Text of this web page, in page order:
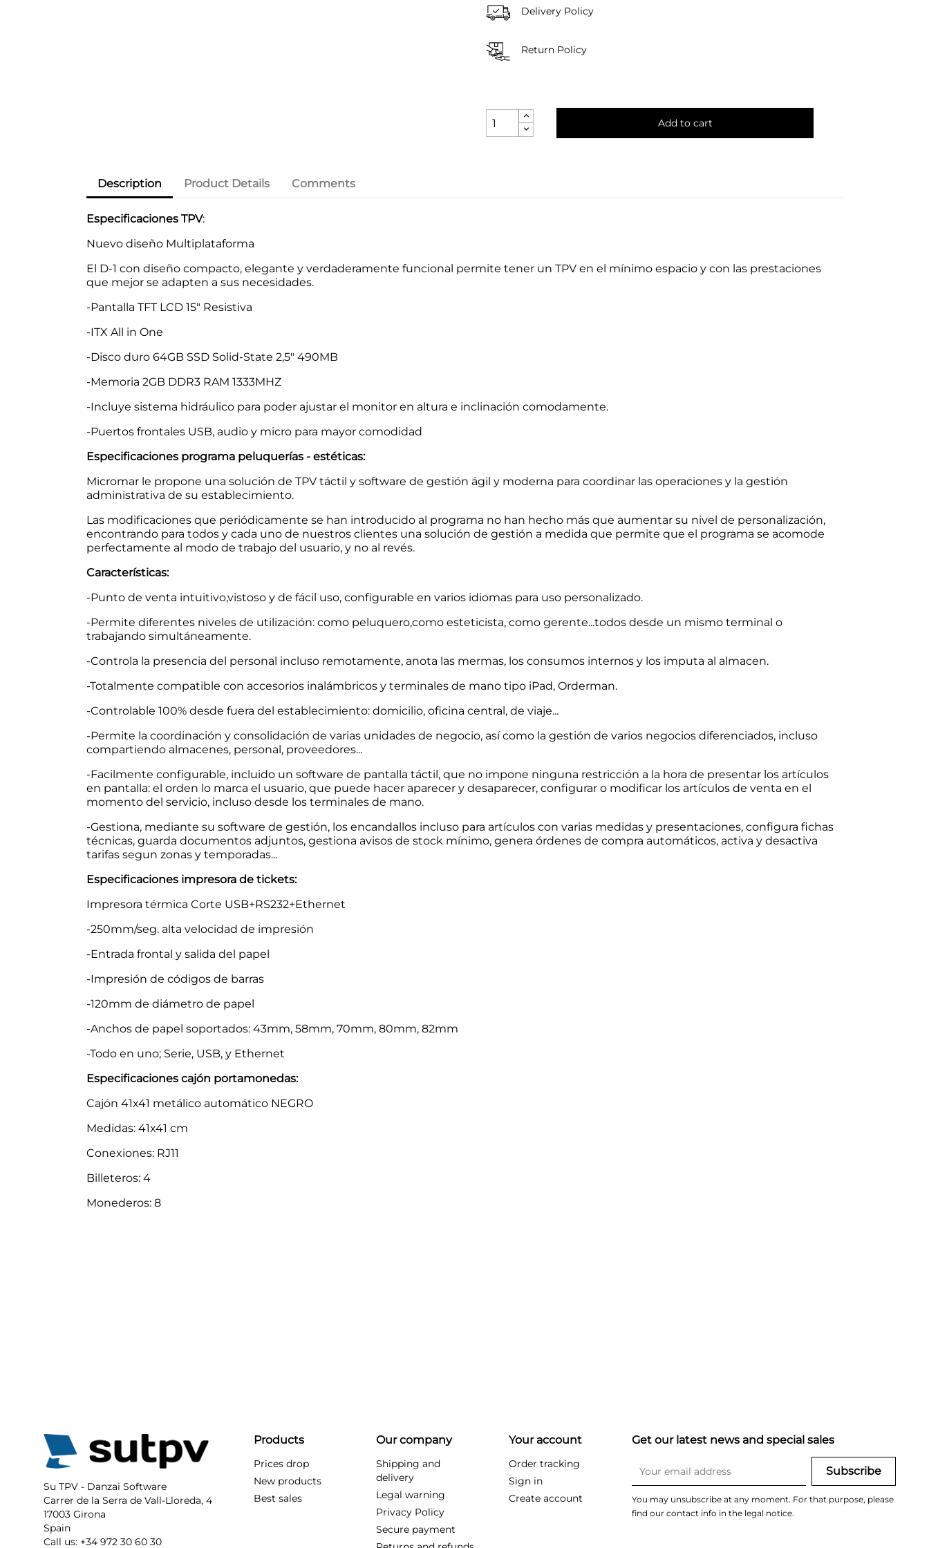
Delivery Policy
Return Policy
Add to cart
Description Product Details Comments
Especificaciones TPV:
Nuevo diseño Multiplataforma
El D-1 con diseño compacto, elegante y verdaderamente funcional permite tener un TPV en el mínimo espacio y con las prestaciones
que mejor se adapten a sus necesidades.
-Pantalla TFT LCD 15" Resistiva
-ITX All in One
-Disco duro 64GB SSD Solid-State 2,5" 490MB
-Memoria 2GB DDR3 RAM 1333MHZ
-Incluye sistema hidráulico para poder ajustar el monitor en altura e inclinación comodamente.
-Puertos frontales USB, audio y micro para mayor comodidad
Especificaciones programa peluquerías - estéticas:
Micromar le propone una solución de TPV táctil y software de gestión ágil y moderna para coordinar las operaciones y la gestión
administrativa de su establecimiento.
Las modificaciones que periódicamente se han introducido al programa no han hecho más que aumentar su nivel de personalización,
encontrando para todos y cada uno de nuestros clientes una solución de gestión a medida que permite que el programa se acomode
perfectamente al modo de trabajo del usuario, y no al revés.
Características:
-Punto de venta intuitivo,vistoso y de fácil uso, configurable en varios idiomas para uso personalizado.
-Permite diferentes niveles de utilización: como peluquero,como esteticista, como gerente...todos desde un mismo terminal o
trabajando simultáneamente.
-Controla la presencia del personal incluso remotamente, anota las mermas, los consumos internos y los imputa al almacen.
-Totalmente compatible con accesorios inalámbricos y terminales de mano tipo iPad, Orderman.
-Controlable 100% desde fuera del establecimiento: domicilio, oficina central, de viaje...
-Permite la coordinación y consolidación de varias unidades de negocio, así como la gestión de varios negocios diferenciados, incluso
compartiendo almacenes, personal, proveedores...
-Facilmente configurable, incluido un software de pantalla táctil, que no impone ninguna restricción a la hora de presentar los artículos
en pantalla: el orden lo marca el usuario, que puede hacer aparecer y desaparecer, configurar o modificar los artículos de venta en el
momento del servicio, incluso desde los terminales de mano.
-Gestiona, mediante su software de gestión, los encandallos incluso para artículos con varias medidas y presentaciones, configura fichas
técnicas, guarda documentos adjuntos, gestiona avisos de stock mínimo, genera órdenes de compra automáticos, activa y desactiva
tarifas segun zonas y temporadas...
Especificaciones impresora de tickets:
Impresora térmica Corte USB+RS232+Ethernet
-250mm/seg. alta velocidad de impresión
-Entrada frontal y salida del papel
-Impresión de códigos de barras
-120mm de diámetro de papel
-Anchos de papel soportados: 43mm, 58mm, 70mm, 80mm, 82mm
-Todo en uno; Serie, USB, y Ethernet
Especificaciones cajón portamonedas:
Cajón 41x41 metálico automático NEGRO
Medidas: 41x41 cm
Conexiones: RJ11
Billeteros: 4
Monederos: 8
Su TPV - Danzai Software
Carrer de la Serra de Vall-Lloreda, 4
17003 Girona
Spain
Call us: +34 972 30 60 30
Products
Prices drop
New products
Best sales
Our company
Shipping and
delivery
Legal warning
Privacy Policy
Secure payment
Your account
Order tracking
Sign in
Create account
Get our latest news and special sales
You may unsubscribe at any moment. For that purpose, please
find our contact info in the legal notice.